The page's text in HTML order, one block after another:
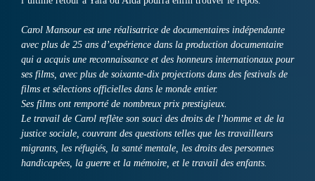
Carol Mansour est une réalisatrice de documentaires indépendante
avec plus de 25 ans d’expérience dans la production documentaire
qui a acquis une reconnaissance et des honneurs internationaux pour
ses films, avec plus de soixante-dix projections dans des festivals de
films et sélections officielles dans le monde entier.
Ses films ont remporté de nombreux prix prestigieux.
Le travail de Carol reflète son souci des droits de l’homme et de la
justice sociale, couvrant des questions telles que les travailleurs
migrants, les réfugiés, la santé mentale, les droits des personnes
handicapées, la guerre et la mémoire, et le travail des enfants.